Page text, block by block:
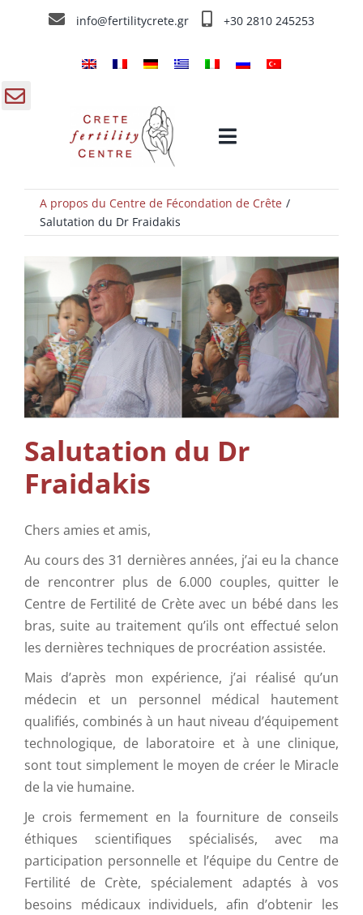
info@fertilitycrete.gr +30 2810 245253
Toggle
Accueil
Centre de Fécondation de Crête
Traitements de fecondation
Soins Complémentaires
Info
Contactez-nous
A propos du Centre de Fécondation de Crête
Salutation du Dr Fraidakis
Salutation du Dr
Fraidakis
Chers amies et amis,
Au cours des 31 dernières années, j’ai eu la chance
de rencontrer plus de 6.000 couples, quitter le
Centre de Fertilité de Crète avec un bébé dans les
bras, suite au traitement qu’ils ont effectué selon
les dernières techniques de procréation assistée.
Mais d’après mon expérience, j’ai réalisé qu’un
médecin et un personnel médical hautement
qualifiés, combinés à un haut niveau d’équipement
technologique, de laboratoire et à une clinique,
sont tout simplement le moyen de créer le Miracle
de la vie humaine.
Je crois fermement en la fourniture de conseils
éthiques scientifiques spécialisés, avec ma
participation personnelle et l’équipe du Centre de
Fertilité de Crète, spécialement adaptés à vos
besoins médicaux individuels, afin d’obtenir les